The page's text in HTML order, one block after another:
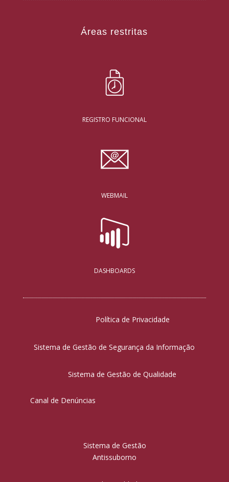
Áreas restritas
REGISTRO FUNCIONAL
WEBMAIL
DASHBOARDS
Política de Privacidade
Sistema de Gestão de Segurança da Informação
Sistema de Gestão de Qualidade
Canal de Denúncias
Sistema de Gestão
Antissuborno